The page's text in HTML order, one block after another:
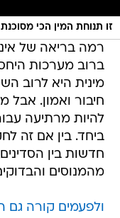
זו תנוחת המין הכי
רמה בריאה של
ברוב מערכות
מינית היא לרוב
חיבור ואמון. אבל
להיות מרתיעה
ביחד. בין אם זה
חדשות בין
מהמנוסים